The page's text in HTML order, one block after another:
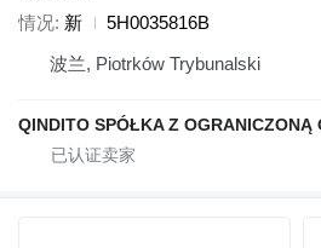
情况 新
5H0035816B
波兰, Piotrków Trybunalski